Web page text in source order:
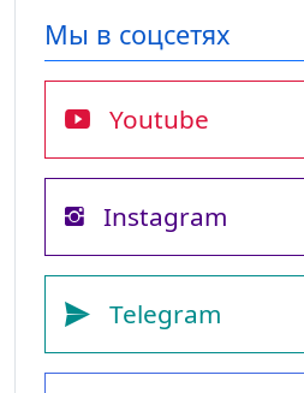
Мы в соцсетях
Youtube
Instagram
Telegram